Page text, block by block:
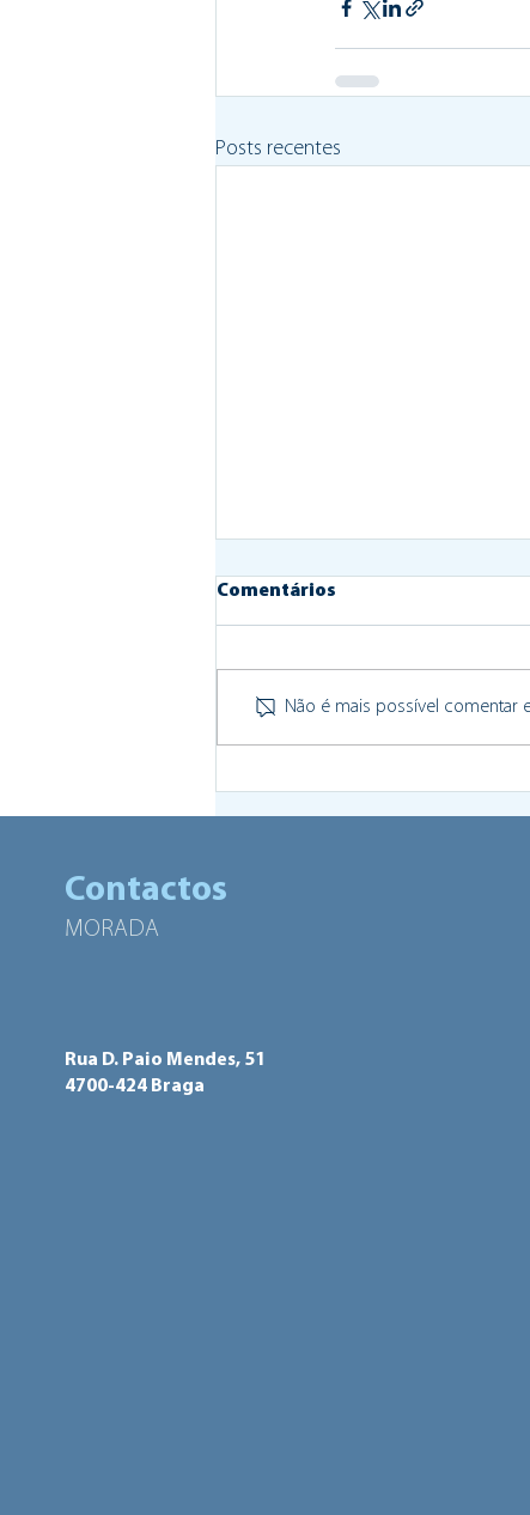
Posts recentes
Comentários
Não é mais possível comentar
Contactos
MORADA
Rua D. Paio Mendes, 51
4700-424 Braga